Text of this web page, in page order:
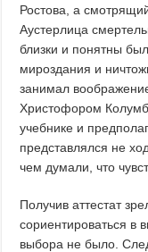
Ростова, а
Аустерлица
близки и понятны
мироздания и
занимал
Христофором
учебнике и
представлялся не
чем думали, что
Получив аттестат
сориентироваться в
выбора не было.